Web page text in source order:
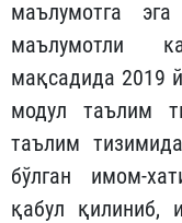
маълумотга
маълумотли
мақсадида 2019
модул таълим
таълим
бўлган имом-
қабул қилиниб,